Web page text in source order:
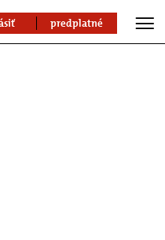
predplatné